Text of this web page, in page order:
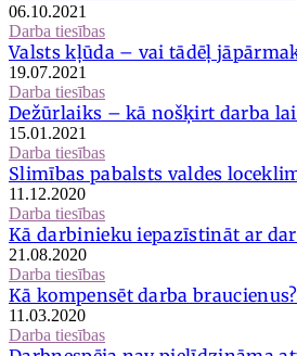
06.10.2021
Darba tiesības
Valsts kļūda – vai tādēļ
19.07.2021
Darba tiesības
Dežūrlaiks – kā nošķirt darba
15.01.2021
Darba tiesības
Slimības pabalsts valdes
11.12.2020
Darba tiesības
Kā darbinieku iepazīstināt ar
21.08.2020
Darba tiesības
Kā kompensēt darba braucienus?
11.03.2020
Darba tiesības